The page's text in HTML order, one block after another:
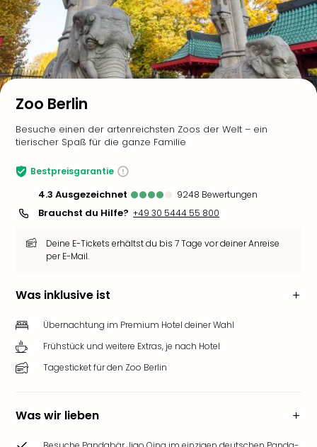
Zoo Berlin
Besuche einen der artenreichsten Zoos der Welt – ein
tierischer Spaß für die ganze Familie
Bestpreisgarantie
4.3 ausgezeichnet 9248 Bewertungen
Brauchst du Hilfe? +49 30 5444 55 800
Deine E-Tickets erhältst du bis 7 Tage vor deiner Anreise
per E-Mail.
Was inklusive ist
Übernachtung im Premium Hotel deiner Wahl
Frühstück und weitere Extras, je nach Hotel
Tagesticket für den Zoo Berlin
Was wir lieben